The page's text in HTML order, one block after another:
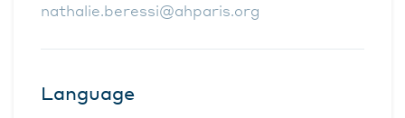
nathalie.beressi@ahparis.org
Language